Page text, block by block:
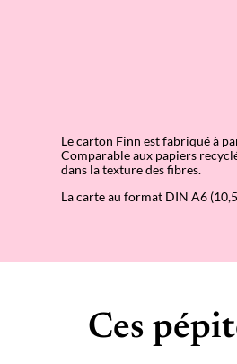
Le carton Finn est fabriqué à
Comparable aux papiers
dans la texture des fibres.
La carte au format DIN A6
Ces